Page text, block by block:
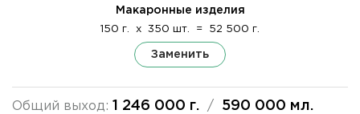
Макаронные изделия
150 г. x 350 шт. = 52 500 г.
Заменить
Общий выход: 1 246 000 г. / 590 000 мл.